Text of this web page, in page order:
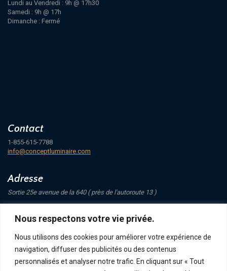
Nous respectons votre vie privée.
Nous utilisons des cookies pour améliorer votre expérience de
navigation, diffuser des publicités ou des contenus
personnalisés et analyser notre trafic. En cliquant sur « Tout
Lundi au Vendredi : 9h @ 17h30
Samedi : 9h @ 17h
Dimanche : Fermé
Contact
1-855-615-7788
info@conceptluminaire.com
Adresse
Sortie 25e avenue de la 640 ( près de l'autoroute 13 )
Saint-Eustache
Suivez-nous